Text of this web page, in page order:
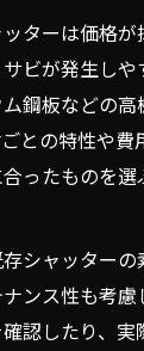
ターは価格が
ビが発生しや
鋼板などの
との特性や費
ったものを
シャッター
ンス性も考慮
認したり、